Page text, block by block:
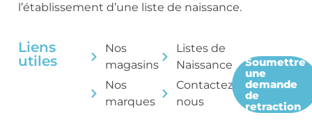
l’établissement d’une liste de naissance.
Liens
utiles
Nos
magasins
Nos
marques
Listes de
Naissance
Contactez-
nous
Soumettre
une
demande
de
retraction